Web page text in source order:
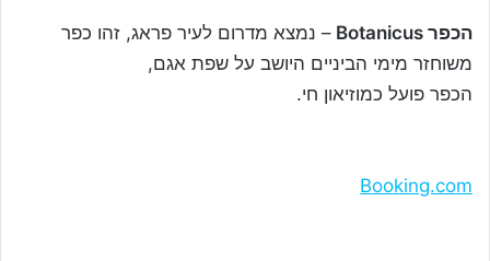
הכפר Botanicus
– נמצא מדרום לעיר פראג, זהו כפר
משוחזר מימי הביניים היושב על שפת אגם,
הכפר פועל כמוזיאון חי.
Booking.com